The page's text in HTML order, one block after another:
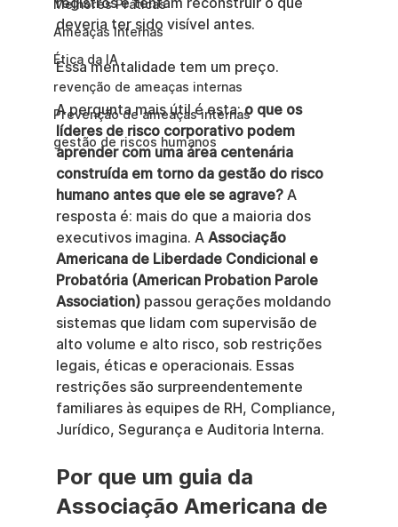
Melhores Práticas
Ameaças Internas
Ética da IA
revenção de ameaças internas
Prevenção de ameaças internas
gestão de riscos humanos
deveria ter sido visível antes.
Essa mentalidade tem um preço.
A pergunta mais útil é esta: o que os
líderes de risco corporativo podem
aprender com uma área centenária
construída em torno da gestão do risco
humano antes que ele se agrave? A
resposta é: mais do que a maioria dos
executivos imagina. A Associação
Americana de Liberdade Condicional e
Probatória (American Probation Parole
Association) passou gerações moldando
sistemas que lidam com supervisão de
alto volume e alto risco, sob restrições
legais, éticas e operacionais. Essas
restrições são surpreendentemente
familiares às equipes de RH, Compliance,
Jurídico, Segurança e Auditoria Interna.
Por que um guia da
Associação Americana de